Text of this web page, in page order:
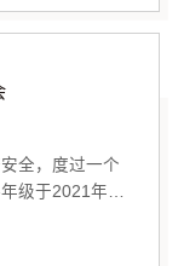
全，度过一个
级于2021年7